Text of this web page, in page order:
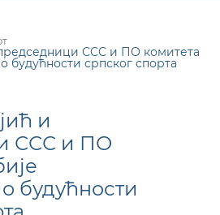
ССС и ПО комитета
будућности српског спорта
и
ССС и ПО
будућности